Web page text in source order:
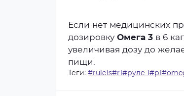
Если нет медицинских
дозировкуОмега 3 в 6
увеличивая дозу до
пищи.
Теги: #rule1s#r1#руле